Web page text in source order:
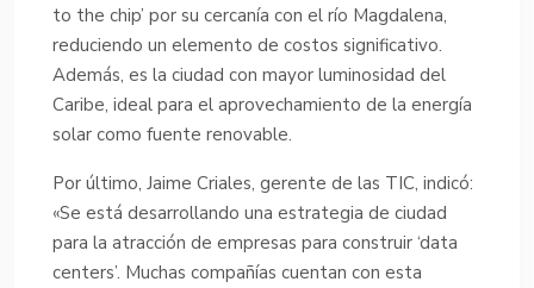
to the chip’ por su cercanía con el río Magdalena,
reduciendo un elemento de costos significativo.
Además, es la ciudad con mayor luminosidad del
Caribe, ideal para el aprovechamiento de la energía
solar como fuente renovable.
Por último, Jaime Criales, gerente de las TIC, indicó:
«Se está desarrollando una estrategia de ciudad
para la atracción de empresas para construir ‘data
centers’. Muchas compañías cuentan con esta